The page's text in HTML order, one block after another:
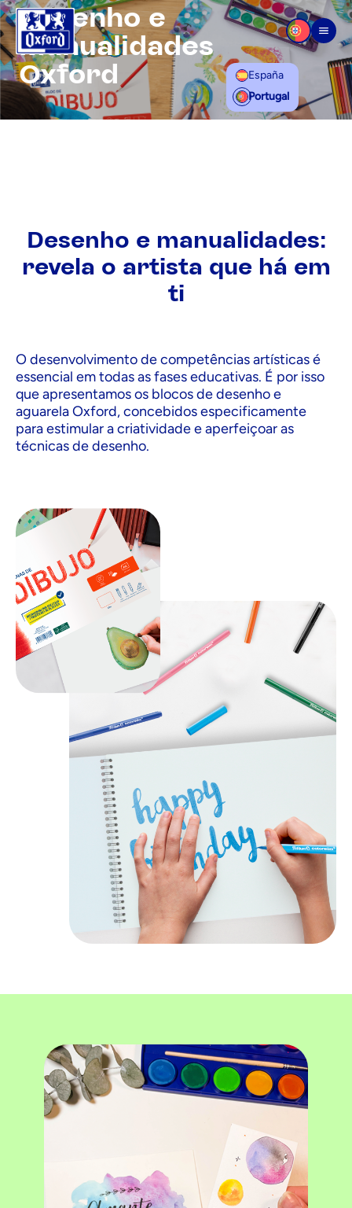
Saltar para o conteúdo
España
Portugal
Desenho e
Manualidades
Oxford
Desenho e manualidades:
revela o artista que há em
ti
O desenvolvimento de competências artísticas é
essencial em todas as fases educativas. É por isso
que apresentamos os blocos de desenho e
aguarela Oxford, concebidos especificamente
para estimular a criatividade e aperfeiçoar as
técnicas de desenho.